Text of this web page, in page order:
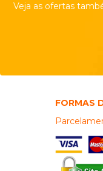
Veja as ofertas
FORMAS